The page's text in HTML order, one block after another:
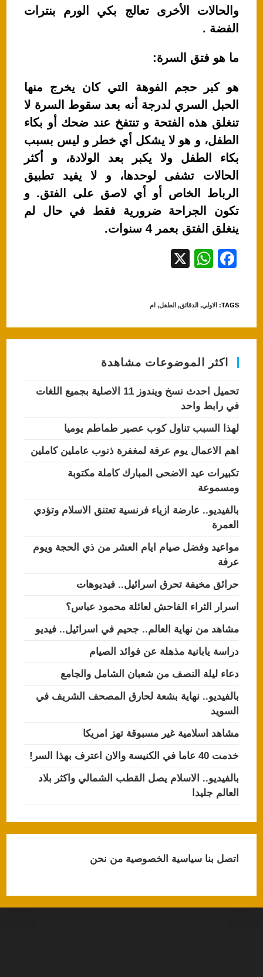
والحالات الأخرى تعالج بكي الورم بنترات
الفضة .
ما هو فتق السرة:
هو كبر حجم الفوهة التي كان يخرج منها
الحبل السري لدرجة أنه بعد سقوط السرة لا
تنغلق هذه الفتحة و تنتفخ عند ضحك أو بكاء
الطفل، و هو لا يشكل أي خطر و ليس بسبب
بكاء الطفل ولا يكبر بعد الولادة، و أكثر
الحالات تشفى لوحدها، و لا يفيد تطبيق
الرباط الخاص أو أي لاصق على الفتق. و
تكون الجراحة ضرورية فقط في حال لم
ينغلق الفتق بعمر 4 سنوات.
F
e
b
o
k
W
s
A
p
TAGS
: الاولي, الدقائق, الطفل, ام
اكثر الموضوعات مشاهدة
تحميل احدث نسخ ويندوز 11 الاصلية بجميع اللغات
في رابط واحد
لهذا السبب تناول كوب عصير طماطم يوميا
اهم الاعمال يوم عرفة لمغفرة ذنوب عاملين كاملين
تكبيرات عيد الاضحى المبارك كاملة مكتوبة
ومسموعة
بالفيديو.. عارضة ازياء فرنسية تعتنق الاسلام وتؤدي
العمرة
مواعيد وفضل صيام ايام العشر من ذي الحجة ويوم
عرفة
حرائق مخيفة تحرق اسرائيل.. فيديوهات
اسرار الثراء الفاحش لعائلة محمود عباس؟
مشاهد من نهاية العالم.. جحيم في اسرائيل.. فيديو
دراسة يابانية مذهلة عن فوائد الصيام
دعاء ليلة النصف من شعبان الشامل والجامع
بالفيديو.. نهاية بشعة لحارق المصحف الشريف في
السويد
مشاهد اسلامية غير مسبوقة تهز امريكا
خدمت 40 عاما في الكنيسة والان اعترف بهذا السر!
بالفيديو.. الاسلام يصل القطب الشمالي واكثر بلاد
العالم جليدا
اتصل بناسياسية الخصوصيةمن نحن